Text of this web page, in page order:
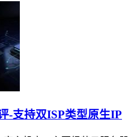
-支持双ISP类型原生IP